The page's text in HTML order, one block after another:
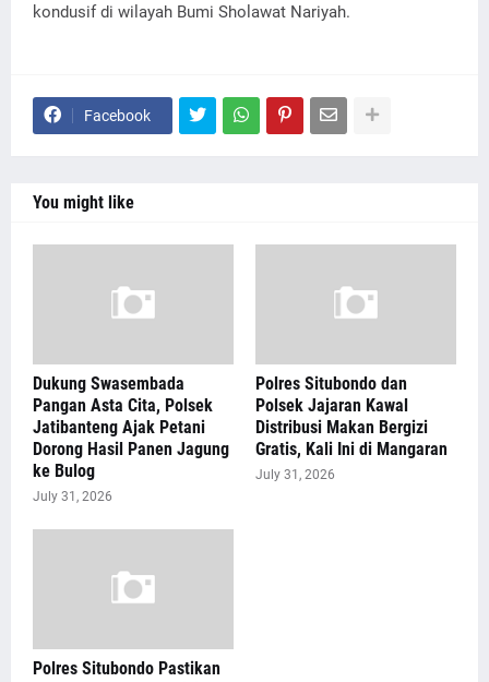
kondusif di wilayah Bumi Sholawat Nariyah.
Facebook
You might like
Dukung Swasembada
Pangan Asta Cita, Polsek
Jatibanteng Ajak Petani
Dorong Hasil Panen Jagung
ke Bulog
July 31, 2026
Polres Situbondo dan
Polsek Jajaran Kawal
Distribusi Makan Bergizi
Gratis, Kali Ini di Mangaran
July 31, 2026
Polres Situbondo Pastikan